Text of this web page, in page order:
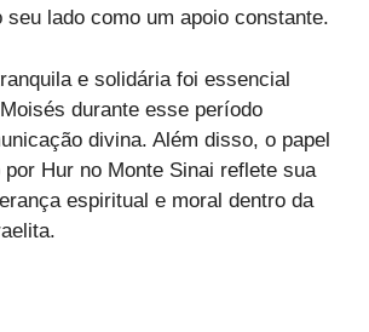
seu lado como um apoio constante.
e solidária foi essencial
durante esse período
divina. Além disso, o papel
por Hur no Monte Sinai reflete sua
espiritual e moral dentro da